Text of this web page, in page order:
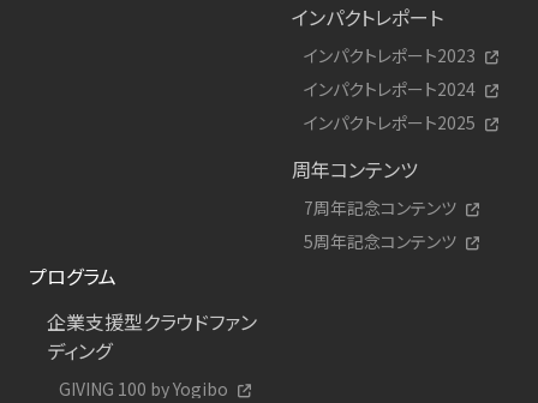
インパクトレポート
インパクトレポート2023
インパクトレポート2024
インパクトレポート2025
周年コンテンツ
7周年記念コンテンツ
5周年記念コンテンツ
プログラム
企業支援型クラウドファン
ディング
GIVING 100 by Yogibo